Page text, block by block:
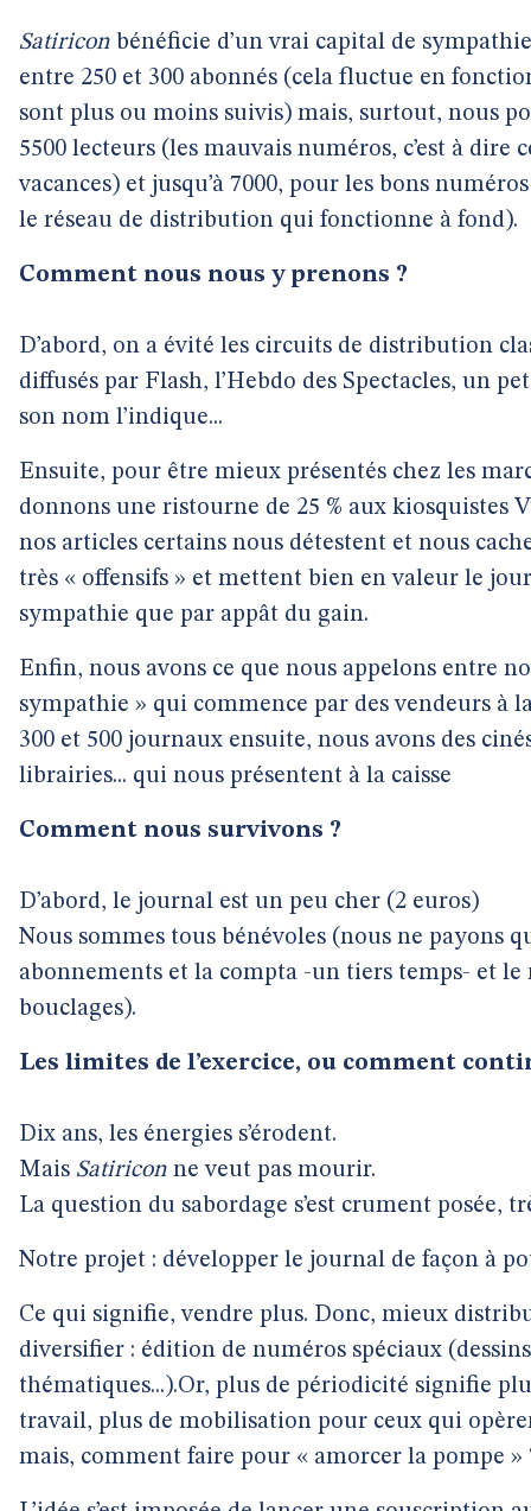
Satiricon bénéficie d’un vrai capital de
entre 250 et 300 abonnés (cela fluctue en
sont plus ou moins suivis) mais, surtout, nous
5500 lecteurs (les mauvais numéros, c’est à dire
vacances) et jusqu’à 7000, pour les bons
le réseau de distribution qui fonctionne à fond).
Comment nous nous y prenons ?
D’abord, on a évité les circuits de distribution
diffusés par Flash, l’Hebdo des Spectacles, un
son nom l’indique...
Ensuite, pour être mieux présentés chez les
donnons une ristourne de 25 % aux kiosquistes
nos articles certains nous détestent et nous
très « offensifs » et mettent bien en valeur le
sympathie que par appât du gain.
Enfin, nous avons ce que nous appelons entre
sympathie » qui commence par des vendeurs à
300 et 500 journaux ensuite, nous avons des
librairies... qui nous présentent à la caisse
Comment nous survivons ?
D’abord, le journal est un peu cher (2 euros)
Nous sommes tous bénévoles (nous ne payons
abonnements et la compta -un tiers temps- et
bouclages).
Les limites de l’exercice, ou comment
Dix ans, les énergies s’érodent.
Mais Satiricon ne veut pas mourir.
La question du sabordage s’est crument posée,
Notre projet : développer le journal de façon à
Ce qui signifie, vendre plus. Donc, mieux
diversifier : édition de numéros spéciaux
thématiques...).Or, plus de périodicité signifie
travail, plus de mobilisation pour ceux qui
mais, comment faire pour « amorcer la pompe »